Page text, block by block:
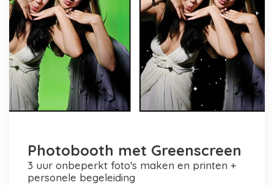
Photobooth met Greenscreen
3 uur onbeperkt foto's maken en printen +
personele begeleiding